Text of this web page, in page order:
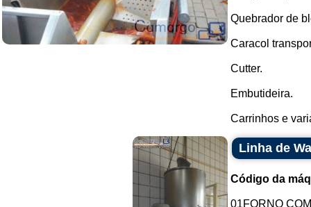
Quebrador de
Caracol
Cutter.
Embutideira.
Carrinhos e
Linha de
Código da
01FORNO